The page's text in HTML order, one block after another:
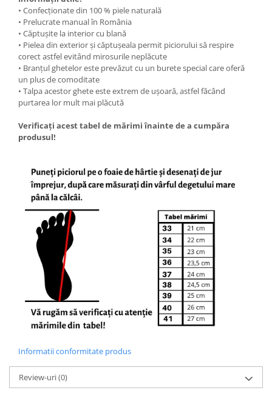
• Confecționate din 100 % piele naturală
• Prelucrate manual în România
• Căptușite la interior cu blană
• Pielea din exterior și căptușeala permit piciorului să respire
corect astfel evitând mirosurile neplăcute
• Branțul ghetelor este prevăzut cu un burete special care oferă
un plus de comoditate
• Talpa acestor ghete este extrem de ușoară, astfel făcând
purtarea lor mult mai plăcută
Verificați acest tabel de mărimi înainte de a cumpăra
produsul!
Informatii conformitate produs
Review-uri(0)